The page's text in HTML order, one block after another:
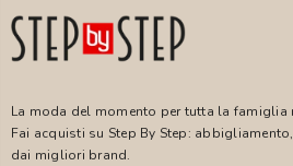
La moda del momento per tutta la famiglia
Fai acquisti su Step By Step:
dai migliori brand.